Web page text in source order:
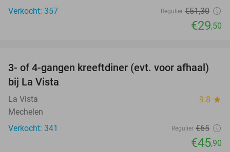
Verkocht: 357
Regulier €51,30
€29,50
29%
3- of 4-gangen kreeftdiner (evt. voor afhaal)
bij La Vista
La Vista 9.8 star
Mechelen
Verkocht: 341
Regulier €65
€45,90